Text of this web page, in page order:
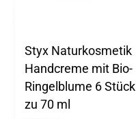
Styx Naturkosmetik
Handcreme mit Bio-
Ringelblume 6 Stück
zu 70 ml